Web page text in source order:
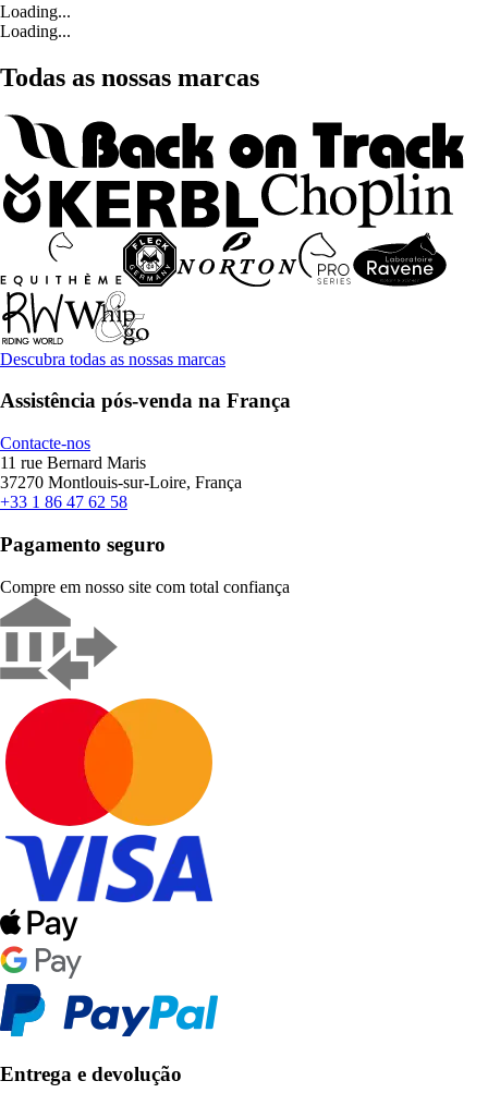
Loading...
Loading...
Todas as nossas marcas
Descubra todas as nossas marcas
Assistência pós-venda na França
Contacte-nos
11 rue Bernard Maris
37270 Montlouis-sur-Loire, França
+33 1 86 47 62 58
Pagamento seguro
Compre em nosso site com total confiança
Entrega e devolução